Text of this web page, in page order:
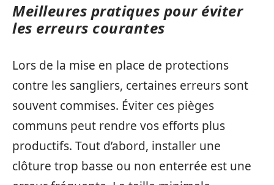
Meilleures pratiques pour éviter
les erreurs courantes
Lors de la mise en place de protections
contre les sangliers, certaines erreurs sont
souvent commises. Éviter ces pièges
communs peut rendre vos efforts plus
productifs. Tout d’abord, installer une
clôture trop basse ou non enterrée est une